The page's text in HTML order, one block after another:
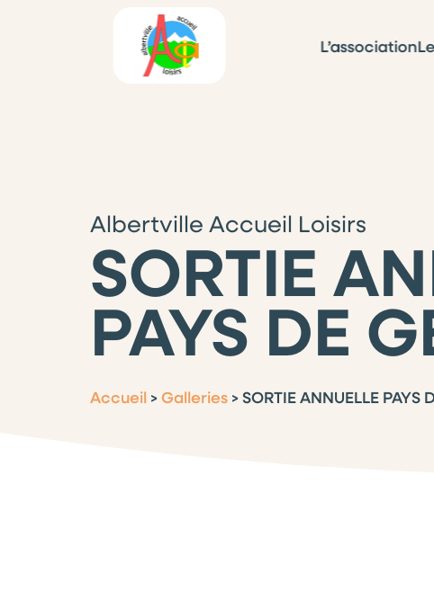
L’association
Albertville Accueil Loisirs
SORTIE
PAYS DE
Accueil > Galleries > SORTIE ANNUELLE PAYS